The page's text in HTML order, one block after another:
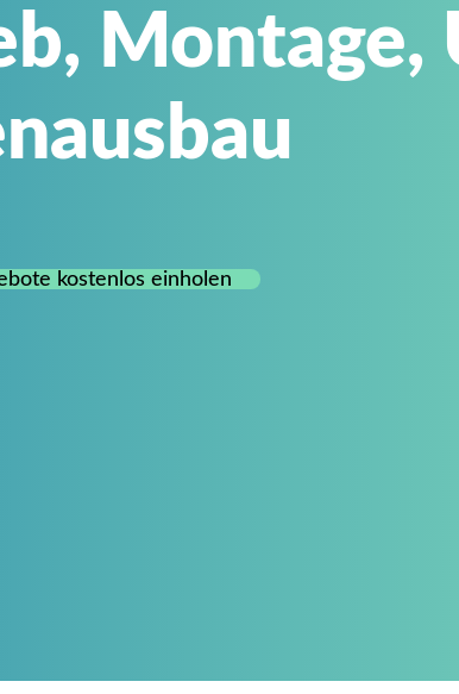
Montage,
kostenlos einholen